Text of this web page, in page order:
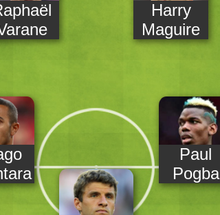
Harry
Maguire
Paul
Pogba